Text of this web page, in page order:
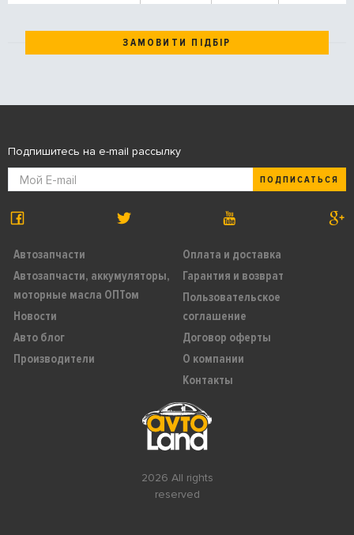
ЗАМОВИТИ ПІДБІР
2026 All rights
reserved
Автозапчасти
Автозапчасти, аккумуляторы,
моторные масла ОПТом
Новости
Авто блог
Производители
Оплата и доставка
Гарантия и возврат
Пользовательское
соглашение
Договор оферты
О компании
Контакты
Подпишитесь на e-mail рассылку
ПОДПИСАТЬСЯ